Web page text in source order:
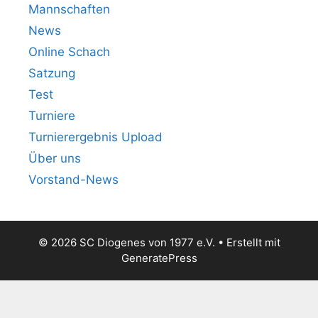
Mannschaften
News
Online Schach
Satzung
Test
Turniere
Turnierergebnis Upload
Über uns
Vorstand-News
© 2026 SC Diogenes von 1977 e.V. • Erstellt mit
GeneratePress